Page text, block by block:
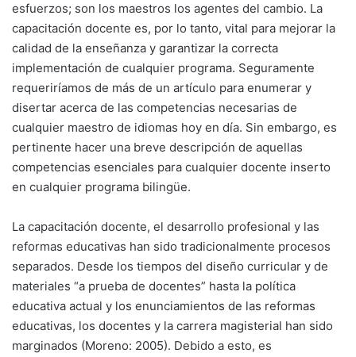
esfuerzos; son los maestros los agentes del cambio. La
capacitación docente es, por lo tanto, vital para mejorar la
calidad de la enseñanza y garantizar la correcta
implementación de cualquier programa. Seguramente
requeriríamos de más de un artículo para enumerar y
disertar acerca de las competencias necesarias de
cualquier maestro de idiomas hoy en día. Sin embargo, es
pertinente hacer una breve descripción de aquellas
competencias esenciales para cualquier docente inserto
en cualquier programa bilingüe.
La capacitación docente, el desarrollo profesional y las
reformas educativas han sido tradicionalmente procesos
separados. Desde los tiempos del diseño curricular y de
materiales “a prueba de docentes” hasta la política
educativa actual y los enunciamientos de las reformas
educativas, los docentes y la carrera magisterial han sido
marginados (Moreno: 2005). Debido a esto, es